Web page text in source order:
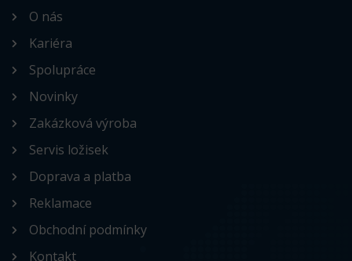
O nás
Kariéra
Spolupráce
Novinky
Zakázková výroba
Servis ložisek
Doprava a platba
Reklamace
Obchodní podmínky
Kontakt